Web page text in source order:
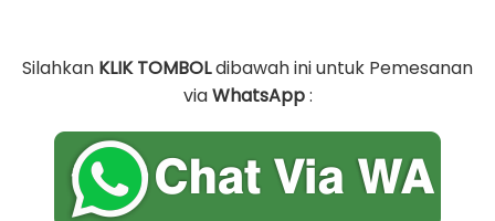
Silahkan KLIK TOMBOLdibawah ini untuk Pemesanan
viaWhatsApp: